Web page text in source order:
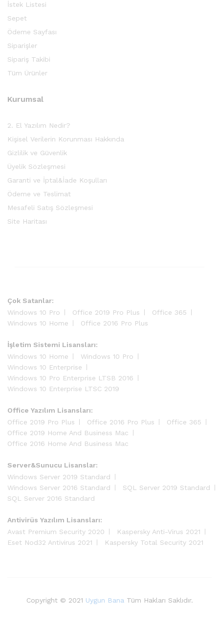
İstek Listesi
Sepet
Ödeme Sayfası
Siparişler
Sipariş Takibi
Tüm Ürünler
Kurumsal
2. El Yazılım Nedir?
Kişisel Verilerin Korunması Hakkında
Gizlilik ve Güvenlik
Üyelik Sözleşmesi
Garanti ve İptal&İade Koşulları
Ödeme ve Teslimat
Mesafeli Satış Sözleşmesi
Site Haritası
Çok Satanlar:
Windows 10 Pro
Office 2019 Pro Plus
Office 365
Windows 10 Home
Office 2016 Pro Plus
İşletim Sistemi Lisansları:
Windows 10 Home
Windows 10 Pro
Windows 10 Enterprise
Windows 10 Pro Enterprise LTSB 2016
Windows 10 Enterprise LTSC 2019
Office Yazılım Lisansları:
Office 2019 Pro Plus
Office 2016 Pro Plus
Office 365
Office 2019 Home And Business Mac
Office 2016 Home And Business Mac
Server&Sunucu Lisanslar:
Windows Server 2019 Standard
Windows Server 2016 Standard
SQL Server 2019 Standard
SQL Server 2016 Standard
Antivirüs Yazılım Lisansları:
Avast Premium Security 2020
Kaspersky Anti-Virus 2021
Eset Nod32 Antivirus 2021
Kaspersky Total Security 2021
Copyright © 2021 Uygun Bana Tüm Hakları Saklıdır.